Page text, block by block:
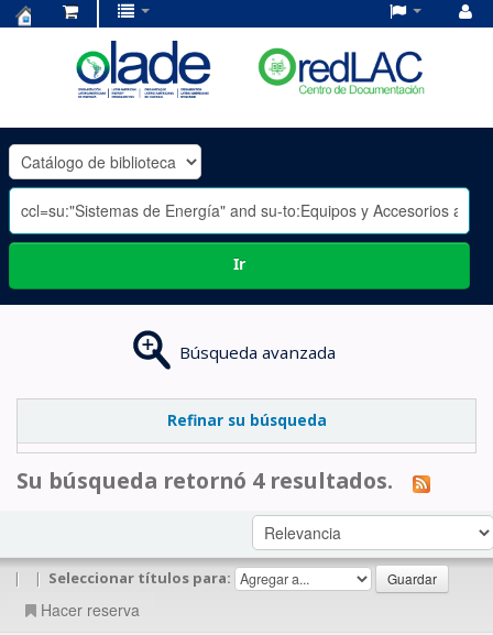
OLADE
-
Ir
Búsqueda avanzada
Refinar su búsqueda
Su búsqueda retornó 4 resultados.
| | Seleccionar títulos para:
Hacer reserva